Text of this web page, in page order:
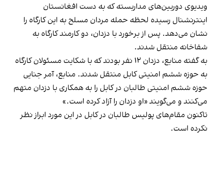
ویدیوی دوربین‌های مداربسته که به دست افغانستان
اینترنشنال رسیده لحظه حمله مردان مسلح به این کارگاه را
نشان می‌دهد. پس از برخورد با دزدان، دو کارمند کارگاه به
شفاخانه منتقل شدند.
به گفته منابع، دزدان ۱۲ نفر بودند که با شکایت مسئولان کارگاه
به حوزه ششم امنیتی کابل منتقل شدند. منابع، آمر جنایی
حوزه ششم امنیتی طالبان در کابل را به همکاری با دزدان متهم
می‌کنند و می‌گویند «او دزدان را آزاد کرده است.»
تاکنون مقام‌های پولیس طالبان در کابل در این مورد ابراز نظر
نکرده است.